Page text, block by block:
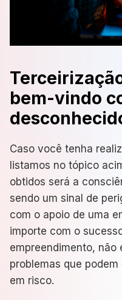
bem-vindo
Caso você tenha
listamos no tópico
obtidos será a
sendo um sinal de
com o apoio de uma
importe com o
empreendimento, não
problemas que
em risco.